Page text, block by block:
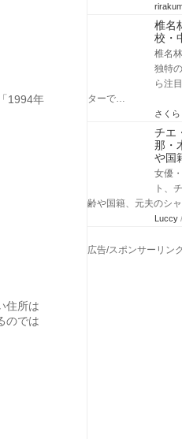
1994年
住所は
のでは
椎名
校・
椎名
独特
ら注
ターで…
さくら
チエ
那・
や国
女優
ト、
齢や国籍、元夫のシ
Luccy
広告/スポンサーリンク